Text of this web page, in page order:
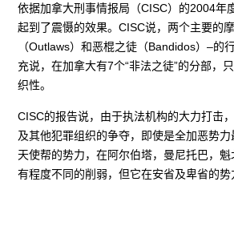
依据加拿大刑事情报局（CISC）的2004年
起到了震慑的效果。CISC说，两个主要的
（Outlaws）和恶棍之徒（Bandidos）–的
充说，在加拿大有7个“非法之徒”的分部，
织性。
CISC的报告说，由于执法机构的大力打击
及其他犯罪组织的争夺，即使是全加恶势
天使帮的势力，在阿尔伯塔，曼尼托巴，
有程度不同的削弱，但它在安省及卑省的势